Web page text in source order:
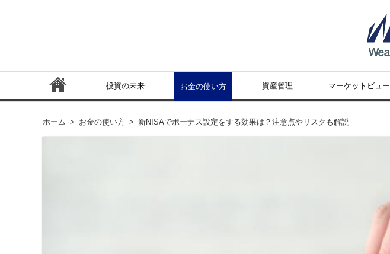
投資の未来 お金の使い方 資産管理 マーケットビュー
ホーム > お金の使い方 > 新NISAでボーナス設定をする効果は？注意点やリスクも解説